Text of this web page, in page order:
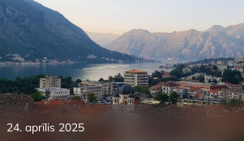
24. aprīlis 2025